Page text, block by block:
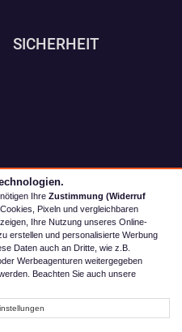
SICHERHEIT
| *) Unverbindliche
Verkaufspreis
Ihre Zustimmung (Widerruf
Pixeln und vergleichbaren
Ihre Nutzung unseres Online-
erstellen und personalisierte Werbung
Daten auch an Dritte, wie z.B.
Werbeagenturen weitergegeben
Beachten Sie auch unsere